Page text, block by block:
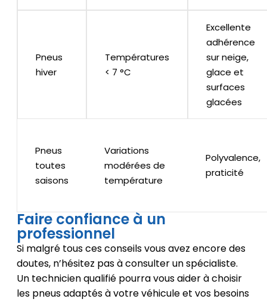
Pneus
hiver
Températures
< 7 °C
Excellente
adhérence
sur neige,
glace et
surfaces
glacées
Pneus
toutes
saisons
Variations
modérées de
température
Polyvalence,
praticité
Faire confiance à un
professionnel
Si malgré tous ces conseils vous avez encore des
doutes, n’hésitez pas à consulter un spécialiste.
Un technicien qualifié pourra vous aider à choisir
les pneus adaptés à votre véhicule et vos besoins